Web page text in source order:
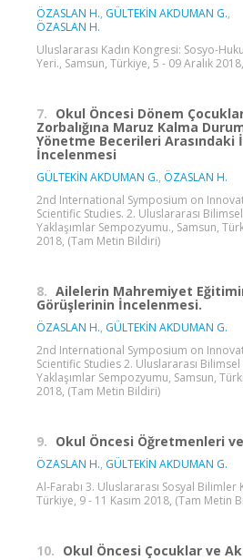
ÖZASLAN H., GÜLTEKİN AKDUMAN G.,
ÖZASLAN H.
Uluslararası Kadın Kongresi: Sosyo-
Yeri., Samsun, Türkiye, 5 - 09 Aralık
7. Okul Öncesi Dönem
Zorbalığına Maruz Kalma
Yönetme Becerileri Arasındaki
İncelenmesi
GÜLTEKİN AKDUMAN G., ÖZASLAN H.
2nd International Symposium on
Scientific Studies. 2. Uluslararası
Yaklaşımlar Sempozyumu., Samsun,
2018, (Tam Metin Bildiri)
8. Ailelerin Mahremiyet
Görüşlerinin İncelenmesi.
ÖZASLAN H., GÜLTEKİN AKDUMAN G.
2nd International Symposium on
Scientific Studies 2. Uluslararası
Yaklaşımlar Sempozyumu, Samsun,
2018, (Tam Metin Bildiri)
9. Okul Öncesi Öğretmenleri
ÖZASLAN H., GÜLTEKİN AKDUMAN G.
Al-Farabı 3. Uluslararası Sosyal Bilimler
Türkiye, 9 - 11 Kasım 2018, (Tam Metin
10. Okul Öncesi Çocuklar ve